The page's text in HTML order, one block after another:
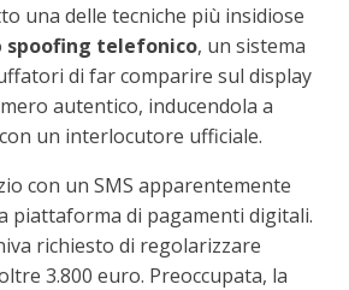
una delle tecniche più insidiose
spoofing telefonico, un sistema
di far comparire sul display
autentico, inducendola a
un interlocutore ufficiale.
con un SMS apparentemente
piattaforma di pagamenti digitali.
richiesto di regolarizzare
3.800 euro. Preoccupata, la